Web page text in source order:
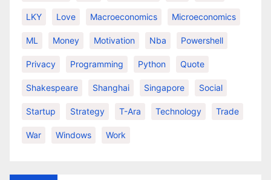
LKY Love Macroeconomics Microeconomics
ML Money Motivation Nba Powershell
Privacy Programming Python Quote
Shakespeare Shanghai Singapore Social
Startup Strategy T-Ara Technology Trade
War Windows Work